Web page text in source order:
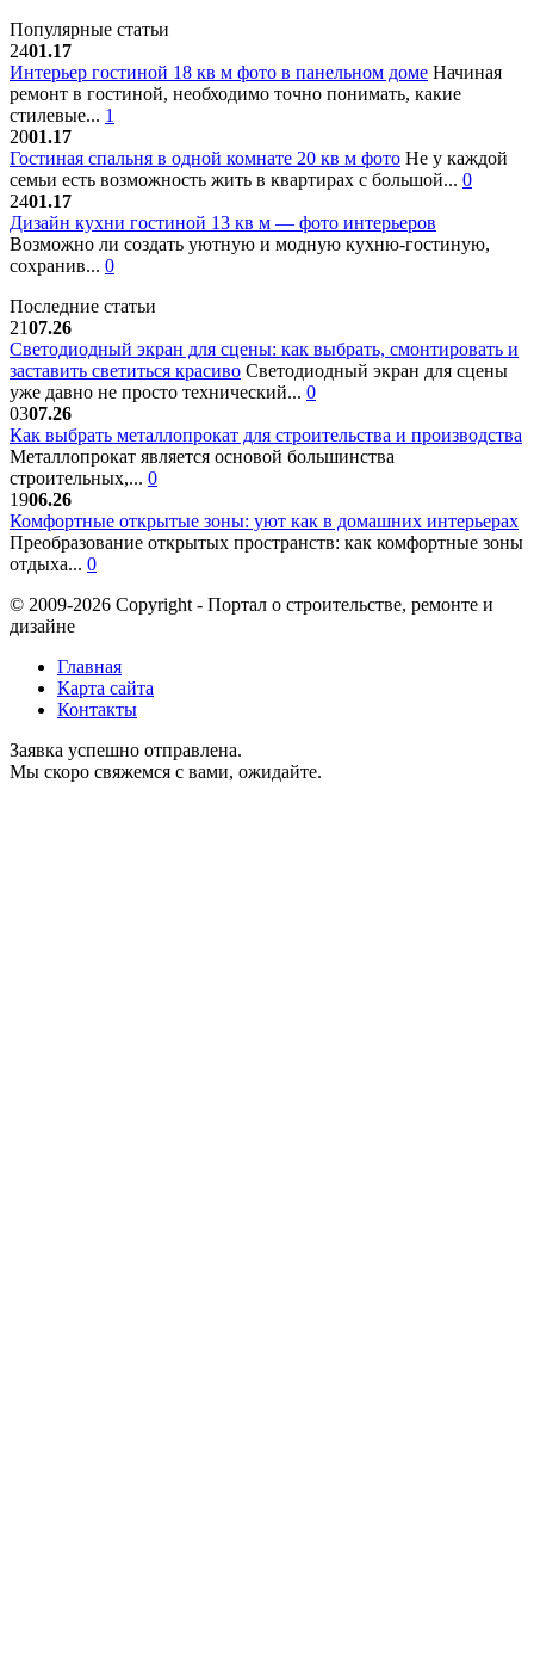
Популярные статьи
2401.17
Интерьер гостиной 18 кв м фото в панельном доме Начиная
ремонт в гостиной, необходимо точно понимать, какие
стилевые... 1
2001.17
Гостиная спальня в одной комнате 20 кв м фото Не у каждой
семьи есть возможность жить в квартирах с большой... 0
2401.17
Дизайн кухни гостиной 13 кв м — фото интерьеров
Возможно ли создать уютную и модную кухню-гостиную,
сохранив... 0
Последние статьи
2107.26
Светодиодный экран для сцены: как выбрать, смонтировать и
заставить светиться красиво Светодиодный экран для сцены
уже давно не просто технический... 0
0307.26
Как выбрать металлопрокат для строительства и производства
Металлопрокат является основой большинства
строительных,... 0
1906.26
Комфортные открытые зоны: уют как в домашних интерьерах
Преобразование открытых пространств: как комфортные зоны
отдыха... 0
© 2009-2026 Copyright - Портал о строительстве, ремонте и
дизайне
Главная
Карта сайта
Контакты
Заявка успешно отправлена.
Мы скоро свяжемся с вами, ожидайте.